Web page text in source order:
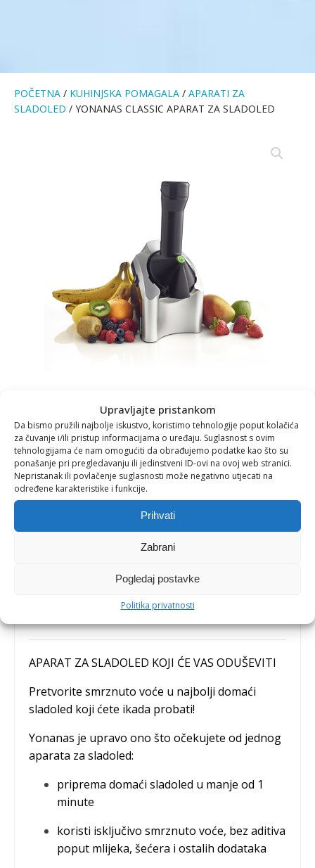
Upravljajte pristankom
Da bismo pružili najbolje iskustvo, koristimo tehnologije poput kolačića
za čuvanje i/ili pristup informacijama o uređaju. Suglasnost s ovim
tehnologijama će nam omogućiti da obrađujemo podatke kao što su
ponašanje pri pregledavanju ili jedinstveni ID-ovi na ovoj web stranici.
Nepristanak ili povlačenje suglasnosti može negativno utjecati na
određene karakteristike i funkcije.
Prihvati
Zabrani
Pogledaj postavke
Politika privatnosti
POČETNA / KUHINJSKA POMAGALA / APARATI ZA
SLADOLED / YONANAS CLASSIC APARAT ZA SLADOLED
YONANAS Classic aparat za
APARAT ZA SLADOLED KOJI ĆE VAS ODUŠEVITI
Pretvorite smrznuto voće u najbolji domaći
sladoled koji ćete ikada probati!
Yonanas je upravo ono što očekujete od jednog
aparata za sladoled:
priprema domaći sladoled u manje od 1
minute
koristi isključivo smrznuto voće, bez aditiva
poput mlijeka, šećera i ostalih dodataka